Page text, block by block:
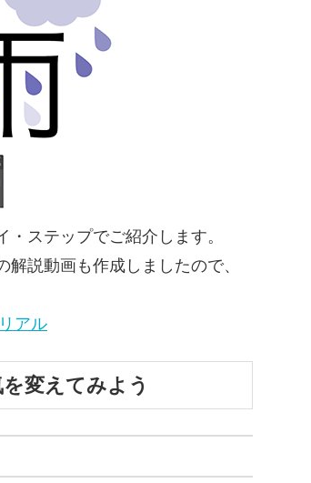
・ステップでご紹介します。
説動画も作成しましたので、
アル
変えてみよう